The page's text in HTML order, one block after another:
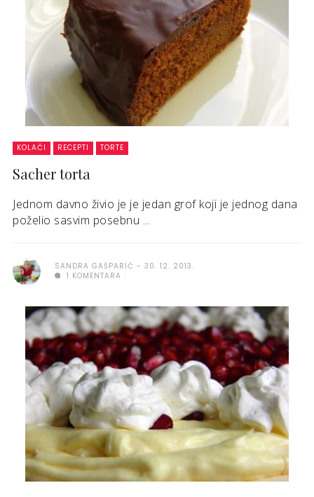
KOLAČI RECEPTI TORTE
Sacher torta
Jednom davno živio je je jedan grof koji je jednog dana
poželio sasvim posebnu ...
SANDRA GAŠPARIĆ
30. 12. 2013.
1 KOMENTARA